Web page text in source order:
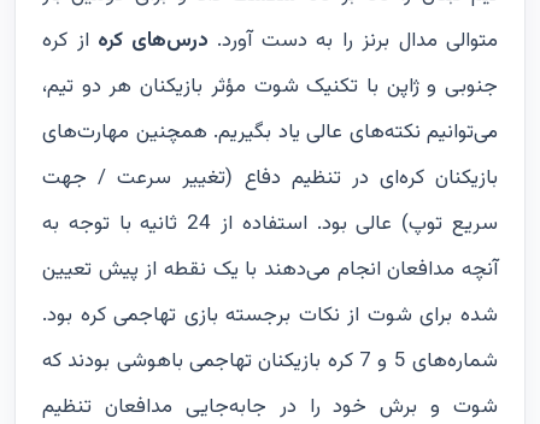
متوالی مدال برنز را به دست آورد. درس‌های کره از کره
جنوبی و ژاپن با تکنیک شوت مؤثر بازیکنان هر دو تیم،
می‌توانیم نکته‌های عالی یاد بگیریم. همچنین مهارت‌های
بازیکنان کره‌ای در تنظیم دفاع (تغییر سرعت / جهت
سریع توپ) عالی بود. استفاده از 24 ثانیه با توجه به
آنچه مدافعان انجام می‌دهند با یک نقطه از پیش تعیین
شده برای شوت از نکات برجسته بازی تهاجمی کره بود.
شماره‌های 5 و 7 کره بازیکنان تهاجمی باهوشی بودند که
شوت و برش خود را در جابه‌جایی مدافعان تنظیم